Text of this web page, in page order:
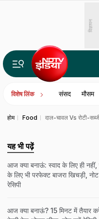
विज्ञापन
विशेष लिंक संसद मौसम
होम Food दाल-चावल Vs रोटी-
यह भी पढ़ें
आज क्या बनाऊं: स्वाद के लिए ही
के लिए भी परफेक्ट बाजरा खिचड़ी,
रेसिपी
आज क्या बनाऊं? 15 मिनट में तैयार